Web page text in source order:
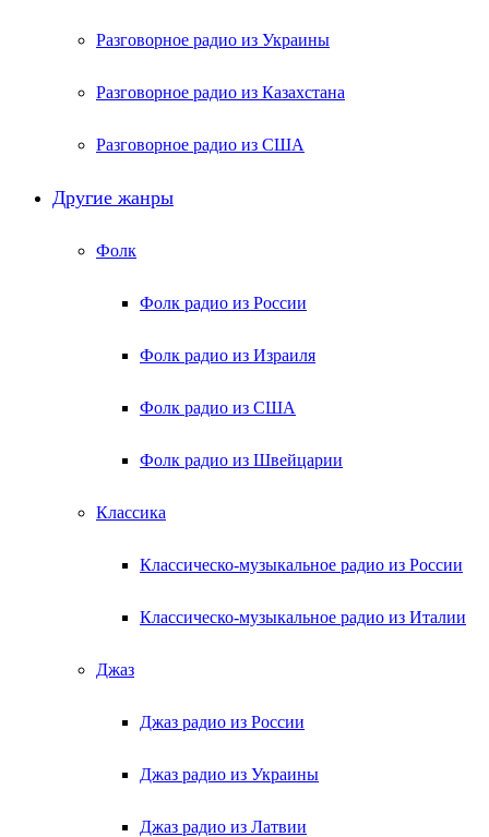
Разговорное радио из Украины
Разговорное радио из Казахстана
Разговорное радио из США
Другие жанры
Фолк
Фолк радио из России
Фолк радио из Израиля
Фолк радио из США
Фолк радио из Швейцарии
Классика
Классическо-музыкальное радио из России
Классическо-музыкальное радио из Италии
Джаз
Джаз радио из России
Джаз радио из Украины
Джаз радио из Латвии